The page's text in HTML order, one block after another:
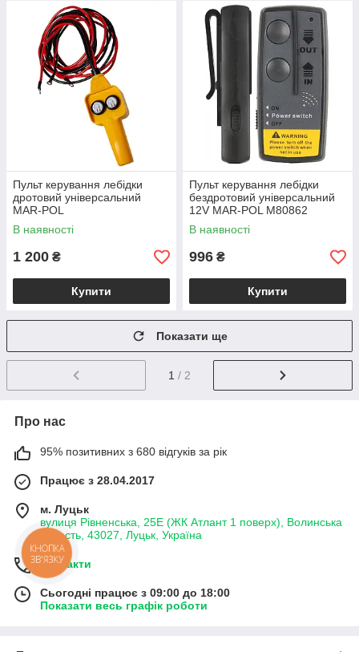
Пульт керування лебідки
дротовий універсальний
MAR-POL
В наявності
1 200 ₴
Купити
Пульт керування лебідки
бездротовий універсальний
12V MAR-POL M80862
В наявності
996 ₴
Купити
Показати ще
1 / 2
Про нас
95% позитивних з 680 відгуків за рік
Працює з 28.04.2017
м. Луцьк
вулиця Рівненська, 25Е (ЖК Атлант 1 поверх), Волинська
область, 43027, Луцьк, Україна
Контакти
Сьогодні працює з 09:00 до 18:00
Показати весь графік роботи